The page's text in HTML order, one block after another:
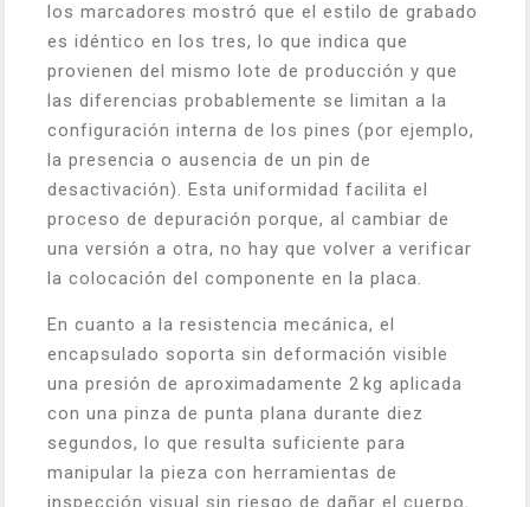
los marcadores mostró que el estilo de grabado
es idéntico en los tres, lo que indica que
provienen del mismo lote de producción y que
las diferencias probablemente se limitan a la
configuración interna de los pines (por ejemplo,
la presencia o ausencia de un pin de
desactivación). Esta uniformidad facilita el
proceso de depuración porque, al cambiar de
una versión a otra, no hay que volver a verificar
la colocación del componente en la placa.
En cuanto a la resistencia mecánica, el
encapsulado soporta sin deformación visible
una presión de aproximadamente 2 kg aplicada
con una pinza de punta plana durante diez
segundos, lo que resulta suficiente para
manipular la pieza con herramientas de
inspección visual sin riesgo de dañar el cuerpo.